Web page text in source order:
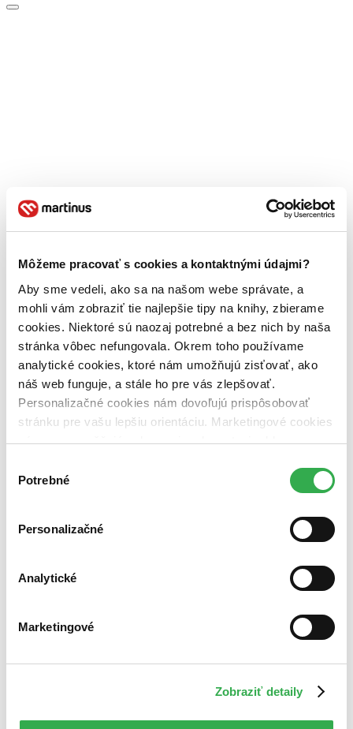
Môžeme pracovať s cookies a kontaktnými údajmi?
Aby sme vedeli, ako sa na našom webe správate, a
mohli vám zobraziť tie najlepšie tipy na knihy, zbierame
cookies. Niektoré sú naozaj potrebné a bez nich by naša
stránka vôbec nefungovala. Okrem toho používame
analytické cookies, ktoré nám umožňujú zisťovať, ako
náš web funguje, a stále ho pre vás zlepšovať.
Personalizačné cookies nám dovoľujú prispôsobovať
stránku pre vašu lepšiu orientáciu. Marketingové cookies
nám zas umožňujú zobrazenie relevantnej reklamy.
nám pomohlo, keby sme mohli používať všetky tieto
súhlasu
Potrebné
Personalizačné
Analytické
Marketingové
Zobraziť detaily